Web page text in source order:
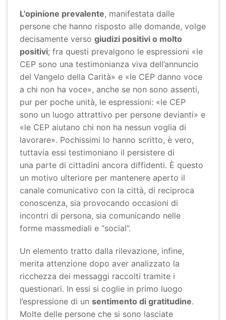
L’opinione prevalente, manifestata dalle
persone che hanno risposto alle domande, volge
decisamente verso giudizi positivi o molto
positivi; fra questi prevalgono le espressioni «le
CEP sono una testimonianza viva dell’annuncio
del Vangelo della Carità» e «le CEP danno voce
a chi non ha voce», anche se non sono assenti,
pur per poche unità, le espressioni: «le CEP
sono un luogo attrattivo per persone devianti» e
«le CEP aiutano chi non ha nessun voglia di
lavorare». Pochissimi lo hanno scritto, è vero,
tuttavia essi testimoniano il persistere di
una parte di cittadini ancora diffidenti. È questo
un motivo ulteriore per mantenere aperto il
canale comunicativo con la città, di reciproca
conoscenza, sia provocando occasioni di
incontri di persona, sia comunicando nelle
forme massmediali e “social”.
Un elemento tratto dalla rilevazione, infine,
merita attenzione dopo aver analizzato la
ricchezza dei messaggi raccolti tramite i
questionari. In essi si coglie in primo luogo
l’espressione di un sentimento di gratitudine.
Molte delle persone che si sono lasciate